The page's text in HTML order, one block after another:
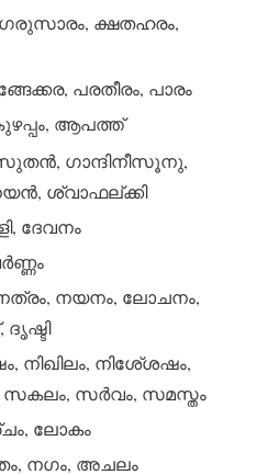
ക്ഷതഹരം,
പരതീരം, പാരം
ആപത്ത്
ഗാന്ദിനീസൂനു,
ശ്വാഫല്ക്കി
ദേവനം
നയനം, ലോചനം,
നിഖിലം, നിശേ്ശഷം,
സര്‍വം, സമസ്തം
ലോകം
നഗം, അചലം